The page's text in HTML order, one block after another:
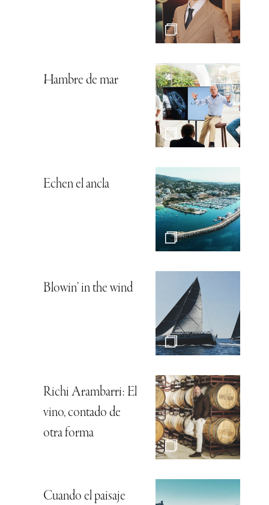
Hambre de mar
Echen el ancla
Blowin’ in the wind
Richi Arambarri: El
vino, contado de
otra forma
Cuando el paisaje